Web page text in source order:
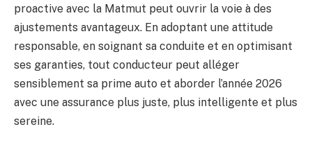
proactive avec la Matmut peut ouvrir la voie à des
ajustements avantageux. En adoptant une attitude
responsable, en soignant sa conduite et en optimisant
ses garanties, tout conducteur peut alléger
sensiblement sa prime auto et aborder l’année 2026
avec une assurance plus juste, plus intelligente et plus
sereine.